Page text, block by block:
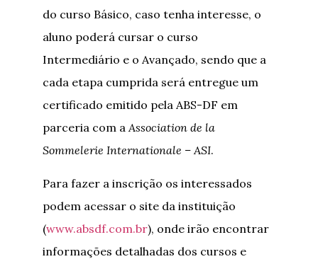
do curso Básico, caso tenha interesse, o
aluno poderá cursar o curso
Intermediário e o Avançado, sendo que a
cada etapa cumprida será entregue um
certificado emitido pela ABS-DF em
parceria com aAssociation de la
Sommelerie Internationale – ASI.
Para fazer a inscrição os interessados
podem acessar o site da instituição
(www.absdf.com.br), onde irão encontrar
informações detalhadas dos cursos e